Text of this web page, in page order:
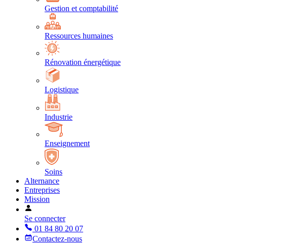
Gestion et comptabilité
Ressources humaines
Rénovation énergétique
Logistique
Industrie
Enseignement
Soins
Alternance
Entreprises
Mission
Se connecter
01 84 80 20 07
Contactez-nous